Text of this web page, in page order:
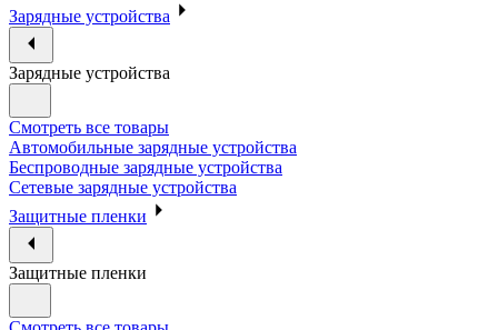
Зарядные устройства
Зарядные устройства
Смотреть все товары
Автомобильные зарядные устройства
Беспроводные зарядные устройства
Сетевые зарядные устройства
Защитные пленки
Защитные пленки